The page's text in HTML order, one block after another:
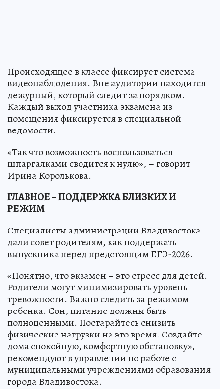
Происходящее в классе фиксирует система
видеонаблюдения. Вне аудитории находится
дежурный, который следит за порядком.
Каждый выход участника экзамена из
помещения фиксируется в специальной
ведомости.
«Так что возможность воспользоваться
шпаргалками сводится к нулю», – говорит
Ирина Королькова.
ГЛАВНОЕ – ПОДДЕРЖКА БЛИЗКИХ И
РЕЖИМ
Специалисты администрации Владивостока
дали совет родителям, как поддержать
выпускника перед предстоящим ЕГЭ-2026.
«Понятно, что экзамен – это стресс для детей.
Родители могут минимизировать уровень
тревожности. Важно следить за режимом
ребенка. Сон, питание должны быть
полноценными. Постарайтесь снизить
физические нагрузки на это время. Создайте
дома спокойную, комфортную обстановку», –
рекомендуют в управлении по работе с
муниципальными учреждениями образования
города Владивостока.